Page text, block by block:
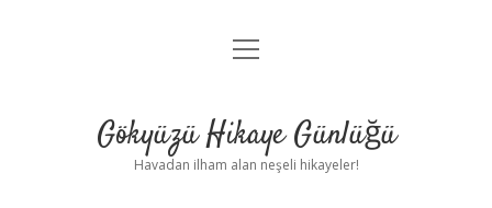
Anasayfa
Yasal Uyarı
menüyü
Gökyüzü Hikaye Günlüğü
Havadan ilham alan neşeli hikayeler!